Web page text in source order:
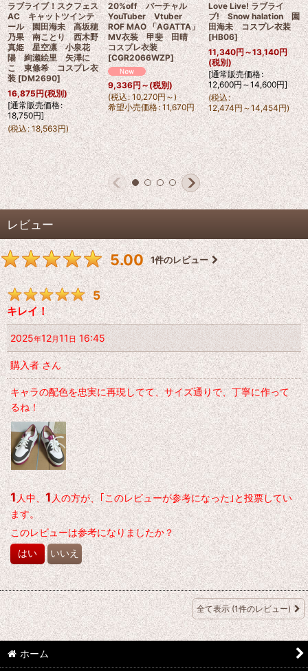
ラブライブ！スクフェス
AC キャットツインテ
ール 園田海未 高坂穂
乃果 南ことり 西木野
真姫 星空凛 小泉花
陽 絢瀬絵里 矢澤に
こ 東條希 コスプレ衣
装 [DM2690]
16,875円(税別)
[通常販売価格:
18,750円]
(税込: 18,563円)
20%off バーチャル
YouTuber Vtuber
ROF MAO 「AGATTA」
MV衣装 甲斐 田晴
コスプレ衣装
[CGR2066WZP]
9,336円～(税別)
(税込: 10,270円～)
希望小売価格: 11,670円
Love Live! ラブライ
ブ! Snow halation 園
田海未 コスプレ衣装
[HB06]
11,340円～13,140円
(税別)
[通常販売価格:
12,600円～14,600円]
(税込:
12,474円 ～14,454円)
レビュー
5.00 1件のレビュー
5
キレイ！
2025年12月11 日16:45
購入者さん
キャラの配色を忠実に再現してて、サイズ通りで、丁寧に作って
るね！
1人中、1人の方が、｢このレビューが参考になった｣と投票してい
ます。
このレビューは参考になりましたか？
はい いいえ
全て表示 (1件のレビュー)
ホーム